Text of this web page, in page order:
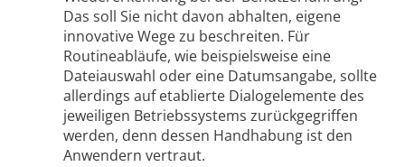
Das soll Sie nicht davon abhalten, eigene
innovative Wege zu beschreiten. Für
Routineabläufe, wie beispielsweise eine
Dateiauswahl oder eine Datumsangabe, sollte
allerdings auf etablierte Dialogelemente des
jeweiligen Betriebssystems zurückgegriffen
werden, denn dessen Handhabung ist den
Anwendern vertraut.